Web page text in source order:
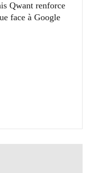
Qwant renforce
face à Google